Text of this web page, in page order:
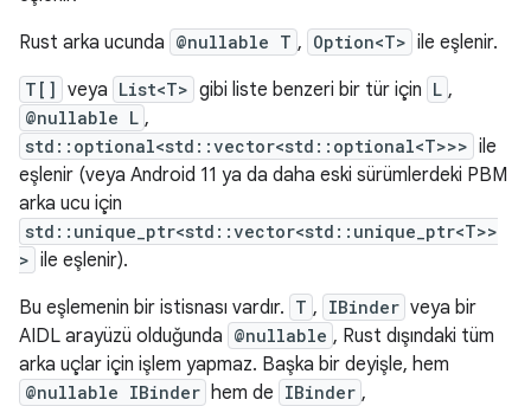
Rust arka ucunda @nullable T , Option<T> ile eşlenir.
T[] veya List<T> gibi liste benzeri bir tür için L ,
@nullable L ,
std::optional<std::vector<std::optional<T>>> ile
eşlenir (veya Android 11 ya da daha eski sürümlerdeki PBM
arka ucu için
std::unique_ptr<std::vector<std::unique_ptr<T>>
> ile eşlenir).
Bu eşlemenin bir istisnası vardır. T , IBinder veya bir
AIDL arayüzü olduğunda @nullable , Rust dışındaki tüm
arka uçlar için işlem yapmaz. Başka bir deyişle, hem
@nullable IBinder hem de IBinder ,